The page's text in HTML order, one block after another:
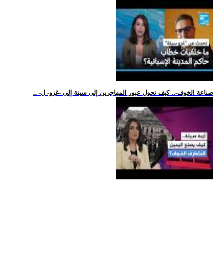
.. -صناعة الخوف-.. كيف تحول عبور المهاجرين إلى سبتة إلى -غزو- ل